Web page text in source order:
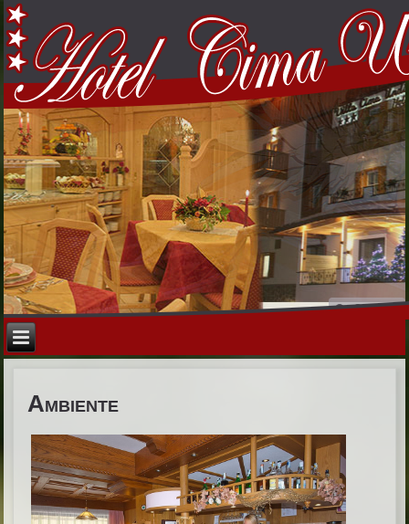
Ambiente